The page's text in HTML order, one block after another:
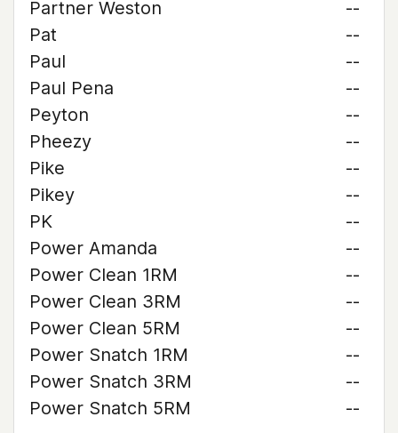
Partner Weston
--
Pat
--
Paul
--
Paul Pena
--
Peyton
--
Pheezy
--
Pike
--
Pikey
--
PK
--
Power Amanda
--
Power Clean 1RM
--
Power Clean 3RM
--
Power Clean 5RM
--
Power Snatch 1RM
--
Power Snatch 3RM
--
Power Snatch 5RM
--